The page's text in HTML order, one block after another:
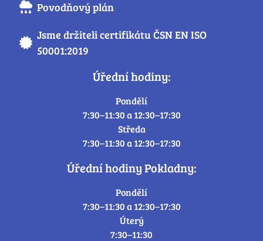
Povodňový plán
Jsme držiteli certifikátu ČSN EN ISO
50001:2019
Úřední hodiny:
Pondělí
7:30–11:30 a 12:30–17:30
Středa
7:30–11:30 a 12:30–17:30
Úřední hodiny Pokladny:
Pondělí
7:30–11:30 a 12:30–17:30
Úterý
7:30–11:30